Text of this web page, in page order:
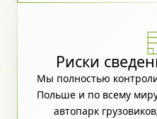
Риски
Мы полностью
Польше и по всему
автопарк